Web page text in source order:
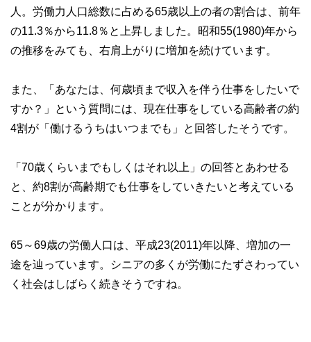
人。労働力人口総数に占める65歳以上の者の割合は、前年
の11.3％から11.8％と上昇しました。昭和55(1980)年から
の推移をみても、右肩上がりに増加を続けています。
また、「あなたは、何歳頃まで収入を伴う仕事をしたいで
すか？」という質問には、現在仕事をしている高齢者の約
4割が「働けるうちはいつまでも」と回答したそうです。
「70歳くらいまでもしくはそれ以上」の回答とあわせる
と、約8割が高齢期でも仕事をしていきたいと考えている
ことが分かります。
65～69歳の労働人口は、平成23(2011)年以降、増加の一
途を辿っています。シニアの多くが労働にたずさわってい
く社会はしばらく続きそうですね。